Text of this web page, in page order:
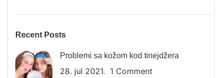
Recent Posts
Problemi sa kožom kod tinejdžera
28. jul 2021. 1 Comment